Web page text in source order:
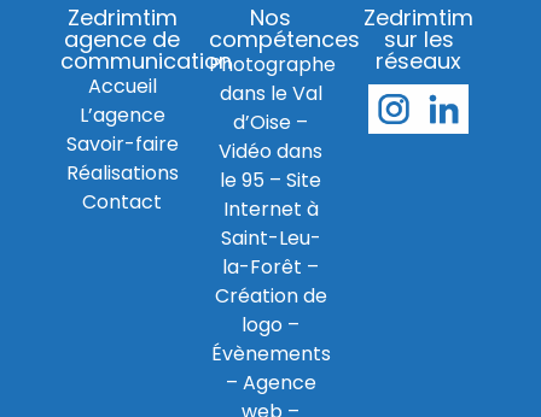
Zedrimtim
agence de
communication
Accueil
L’agence
Savoir-faire
Réalisations
Contact
Nos
compétences
Photographe
dans le Val
d’Oise –
Vidéo dans
le 95 – Site
Internet à
Saint-Leu-
la-Forêt –
Création de
logo –
Évènements
– Agence
web –
Zedrimtim
sur les
réseaux